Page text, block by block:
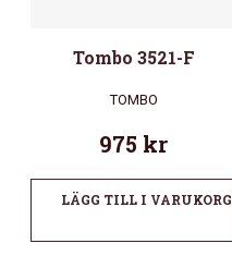
Tombo 3521-F
TOMBO
975 kr
LÄGG TILL I VARUKORG